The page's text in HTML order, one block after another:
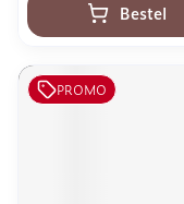
Bestel
PROMO